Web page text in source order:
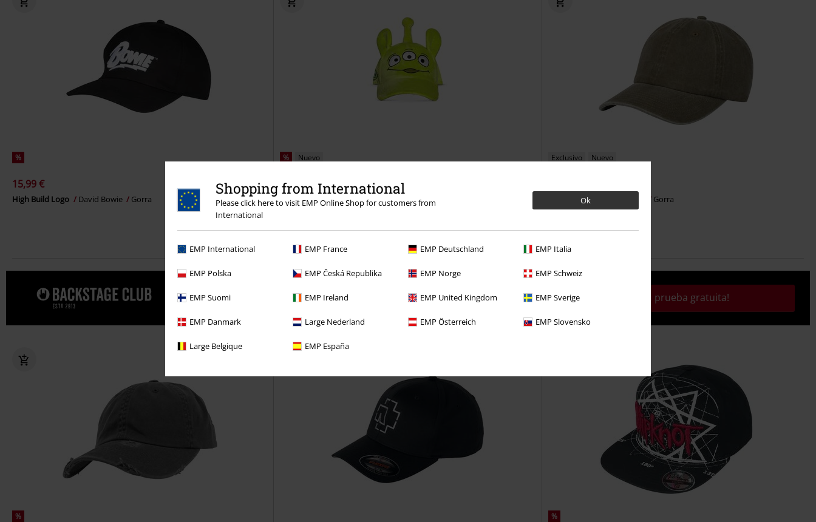
Shopping from International
Please click here to visit EMP Online Shop for customers from
International
Ok
EMP International EMP France EMP Deutschland EMP Italia
EMP Polska EMP Česká Republika EMP Norge EMP Schweiz
EMP Suomi EMP Ireland EMP United Kingdom EMP Sverige
EMP Danmark Large Nederland EMP Österreich EMP Slovensko
Large Belgique EMP España
%
15,99 €
High Build Logo David Bowie Gorra
% Nuevo
26,99 €
Alien Toy Story Gorra
Exclusivo Nuevo
RED by EMP Gorra
Date un capricho con una prueba de 30 días de nuestro BACKSTAGE
CLUB.
¡Activa tu prueba gratuita!
% %